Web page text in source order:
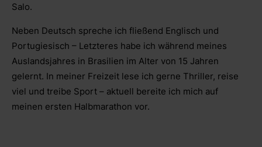
Salo.
Neben Deutsch spreche ich fließend Englisch und
Portugiesisch – Letzteres habe ich während meines
Auslandsjahres in Brasilien im Alter von 15 Jahren
gelernt. In meiner Freizeit lese ich gerne Thriller, reise
viel und treibe Sport – aktuell bereite ich mich auf
meinen ersten Halbmarathon vor.